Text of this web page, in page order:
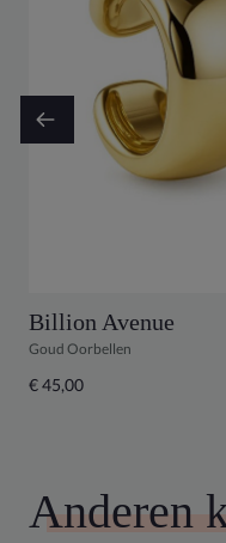
Billion Avenue
Goud Oorbellen
€ 45,00
Anderen